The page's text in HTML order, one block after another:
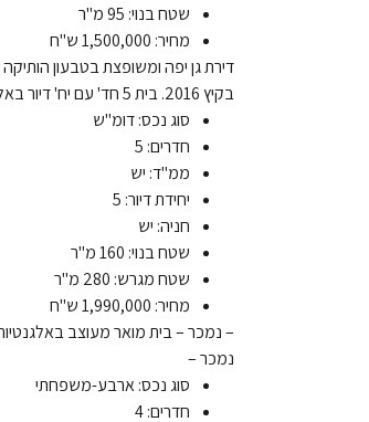
שטח בנוי: 95 מ"ר
מחיר: 1,500,000 ש"ח
דירת גן יפה ומשופצת בטבעון
בקיץ 2016. בית 5 חד' עם יח' דיור באלרואי – נמכר –
סוג נכס: דומ"ש
חדרים: 5
ממ"ד: יש
יחידת דיור: 5
חניה: יש
שטח בנוי: 160 מ"ר
שטח מגרש: 280 מ"ר
מחיר: 1,990,000 ש"ח
נמכר –
סוג נכס: ארבע-משפחתי
חדרים: 4